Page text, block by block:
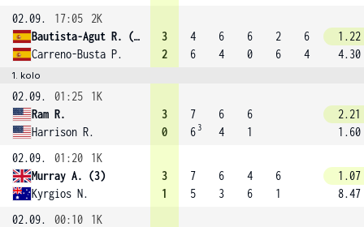
02.09.
17:05
2K
Bautista-Agut R. (23)
Carreno-Busta P.
3
2
4
6
6
4
6
0
2
6
6
4
1.22
4.30
1. kolo
02.09. 01:25
1K
Ram R.
Harrison R.
3
0
7
6 3
6
4
6
1
2.21
1.60
02.09.
01:20
1K
Murray A. (3)
Kyrgios N.
3
1
7
5
6
3
4
6
6
1
1.07
8.47
02.09.
00:10
1K